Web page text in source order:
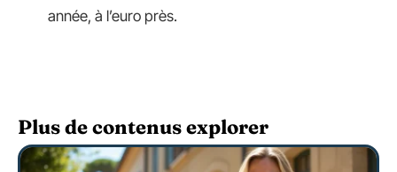
année, à l’euro près.
Plus de contenus explorer